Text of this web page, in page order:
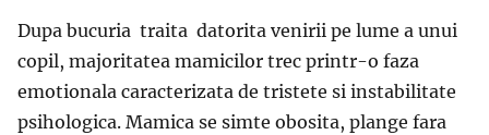
Dupa bucuria traita datorita venirii pe lume a unui
copil, majoritatea mamicilor trec printr-o faza
emotionala caracterizata de tristete si instabilitate
psihologica. Mamica se simte obosita, plange fara